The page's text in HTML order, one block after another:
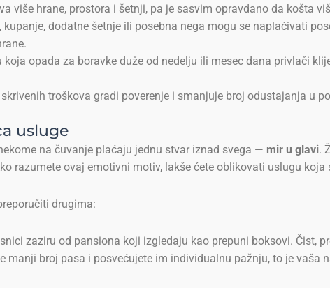
više hrane, prostora i šetnji, pa je sasvim opravdano da košta
kupanje, dodatne šetnje ili posebna nega mogu se naplaćivati
koja opada za boravke duže od nedelju ili mesec dana privlači
troškova gradi poverenje i smanjuje broj odustajanja u
usluge
na čuvanje plaćaju jednu stvar iznad svega — mir u glavi.
razumete ovaj emotivni motiv, lakše ćete oblikovati uslugu koja
drugima:
zaziru od pansiona koji izgledaju kao prepuni boksovi. Čist,
broj pasa i posvećujete im individualnu pažnju, to je vaša